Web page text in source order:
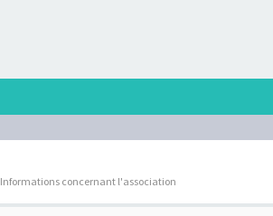
Informations concernant l'association